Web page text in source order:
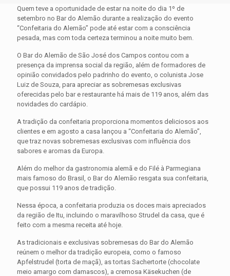
Quem teve a oportunidade de estar na noite do dia 1º de
setembro no Bar do Alemão durante a realização do evento
“Confeitaria do Alemão” pode até estar com a consciência
pesada, mas com toda certeza terminou a noite muito bem.
O Bar do Alemão de São José dos Campos contou com a
presença da imprensa social da região, além de formadores de
opinião convidados pelo padrinho do evento, o colunista Jose
Luiz de Souza, para apreciar as sobremesas exclusivas
oferecidas pelo bar e restaurante há mais de 119 anos, além das
novidades do cardápio.
A tradição da confeitaria proporciona momentos deliciosos aos
clientes e em agosto a casa lançou a “Confeitaria do Alemão”,
que traz novas sobremesas exclusivas com influência dos
sabores e aromas da Europa.
Além do melhor da gastronomia alemã e do Filé à Parmegiana
mais famoso do Brasil, o Bar do Alemão resgata sua confeitaria,
que possui 119 anos de tradição.
Nessa época, a confeitaria produzia os doces mais apreciados
da região de Itu, incluindo o maravilhoso Strudel da casa, que é
feito com a mesma receita até hoje.
As tradicionais e exclusivas sobremesas do Bar do Alemão
reúnem o melhor da tradição europeia, como o famoso
Apfelstrudel (torta de maçã), as tortas Sachertorte (chocolate
meio amargo com damascos), a cremosa Käsekuchen (de